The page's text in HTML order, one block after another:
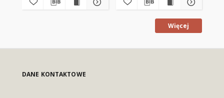
Więcej
DANE KONTAKTOWE